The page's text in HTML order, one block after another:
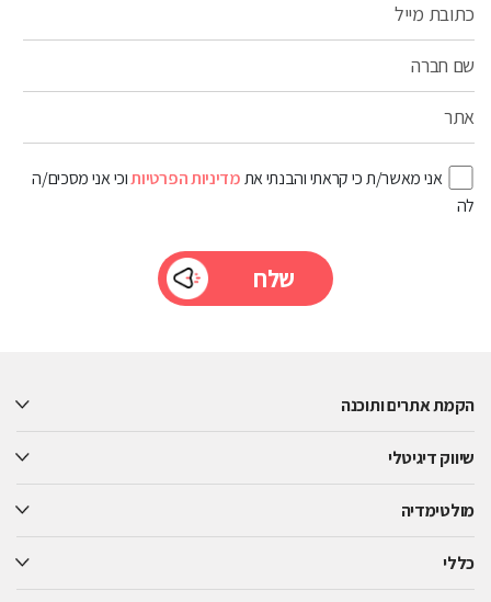
כתובת מייל
שם חברה
אתר
אני מאשר/ת כי קראתי והבנתי אתמדיניות הפרטיותוכי אני מסכים/ה
לה
field
הקמת אתרים ותוכנה
שיווק דיגיטלי
מולטימדיה
כללי